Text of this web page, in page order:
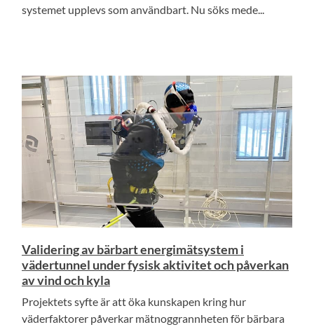
systemet upplevs som användbart. Nu söks mede...
Validering av bärbart energimätsystem i
vädertunnel under fysisk aktivitet och påverkan
av vind och kyla
Projektets syfte är att öka kunskapen kring hur
väderfaktorer påverkar mätnoggrannheten för bärbara